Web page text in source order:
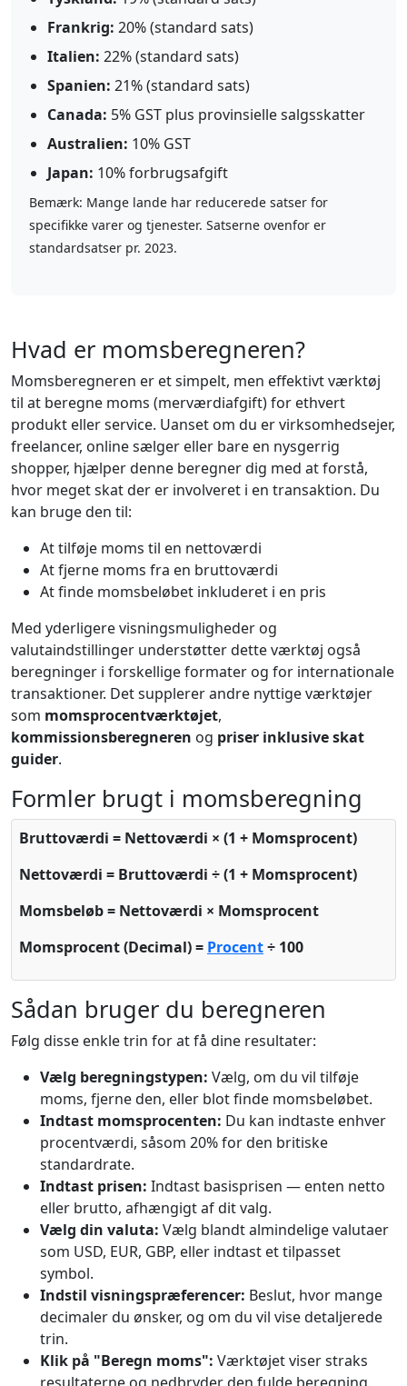
Frankrig: 20% (standard sats)
Italien: 22% (standard sats)
Spanien: 21% (standard sats)
Canada: 5% GST plus provinsielle salgsskatter
Australien: 10% GST
Japan: 10% forbrugsafgift
Bemærk: Mange lande har reducerede satser for
specifikke varer og tjenester. Satserne ovenfor er
standardsatser pr. 2023.
Hvad er momsberegneren?
Momsberegneren er et simpelt, men effektivt værktøj
til at beregne moms (merværdiafgift) for ethvert
produkt eller service. Uanset om du er virksomhedsejer,
freelancer, online sælger eller bare en nysgerrig
shopper, hjælper denne beregner dig med at forstå,
hvor meget skat der er involveret i en transaktion. Du
kan bruge den til:
At tilføje moms til en nettoværdi
At fjerne moms fra en bruttoværdi
At finde momsbeløbet inkluderet i en pris
Med yderligere visningsmuligheder og
valutaindstillinger understøtter dette værktøj også
beregninger i forskellige formater og for internationale
transaktioner. Det supplerer andre nyttige værktøjer
som momsprocentværktøjet,
kommissionsberegneren og priser inklusive skat
guider.
Formler brugt i momsberegning
Bruttoværdi = Nettoværdi × (1 + Momsprocent)
Nettoværdi = Bruttoværdi ÷ (1 + Momsprocent)
Momsbeløb = Nettoværdi × Momsprocent
Momsprocent (Decimal) = Procent÷ 100
Sådan bruger du beregneren
Følg disse enkle trin for at få dine resultater:
Vælg beregningstypen: Vælg, om du vil tilføje
moms, fjerne den, eller blot finde momsbeløbet.
Indtast momsprocenten: Du kan indtaste enhver
procentværdi, såsom 20% for den britiske
standardrate.
Indtast prisen: Indtast basisprisen — enten netto
eller brutto, afhængigt af dit valg.
Vælg din valuta: Vælg blandt almindelige valutaer
som USD, EUR, GBP, eller indtast et tilpasset
symbol.
Indstil visningspræferencer: Beslut, hvor mange
decimaler du ønsker, og om du vil vise detaljerede
trin.
Klik på "Beregn moms": Værktøjet viser straks